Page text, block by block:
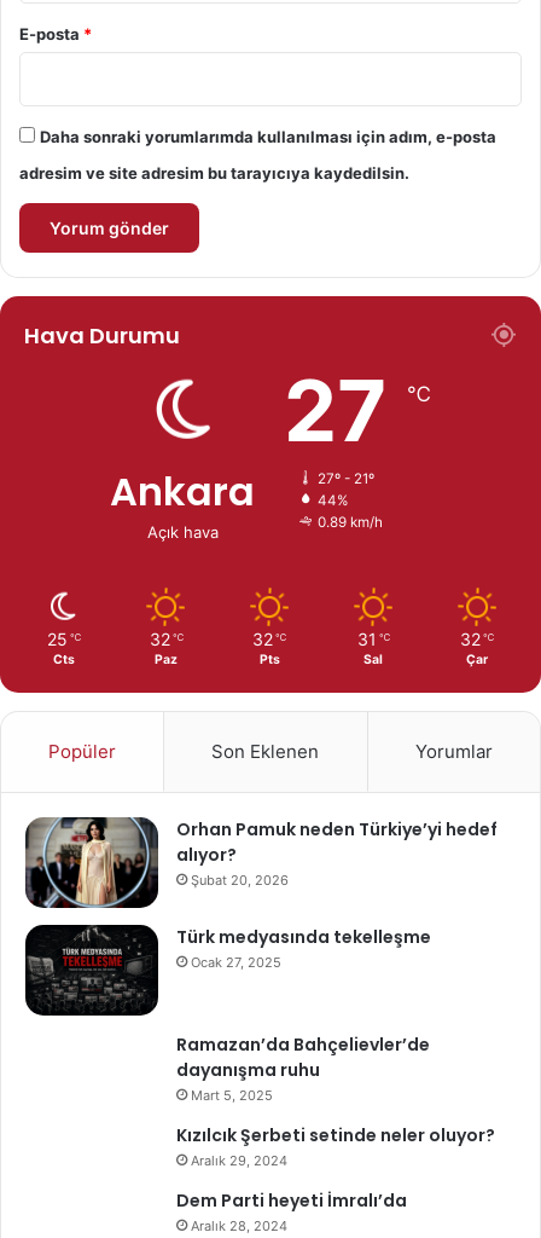
E-posta *
Daha sonraki yorumlarımda kullanılması için adım, e-posta
adresim ve site adresim bu tarayıcıya kaydedilsin.
Hava Durumu
Ankara
Açık hava
27 ℃
27º - 21º
44%
0.89 km/h
25 ℃
Cts
32 ℃
Paz
32 ℃
Pts
31 ℃
Sal
32 ℃
Çar
Popüler Son Eklenen Yorumlar
Orhan Pamuk neden Türkiye’yi hedef
alıyor?
Şubat 20, 2026
Türk medyasında tekelleşme
Ocak 27, 2025
Ramazan’da Bahçelievler’de
dayanışma ruhu
Mart 5, 2025
Kızılcık Şerbeti setinde neler oluyor?
Aralık 29, 2024
Dem Parti heyeti İmralı’da
Aralık 28, 2024